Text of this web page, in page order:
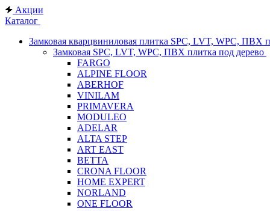
Акции
Каталог
Замковая кварцвиниловая плитка SPC, LVT, WPC, ПВХ
Замковая SPC, LVT, WPC, ПВХ плитка под дерево
FARGO
ALPINE FLOOR
ABERHOF
VINILAM
PRIMAVERA
MODULEO
ADELAR
ALTA STEP
ART EAST
BETTA
CRONA FLOOR
HOME EXPERT
NORLAND
ONE FLOOR